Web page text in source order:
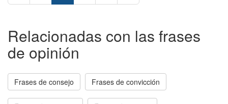
Relacionadas con las frases
de opinión
Frases de consejo Frases de convicción